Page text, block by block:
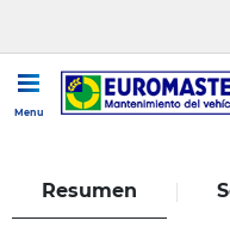
Menu
Euromaster A Coruña
Resumen